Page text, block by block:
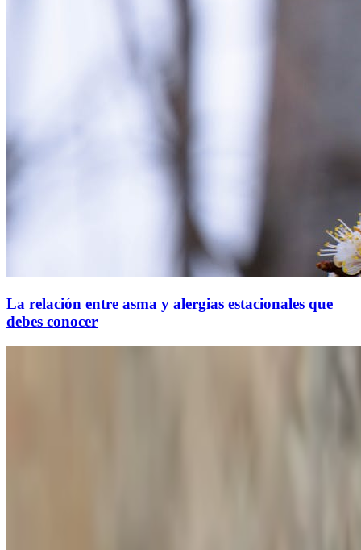
La relación entre asma y alergias estacionales que
debes conocer